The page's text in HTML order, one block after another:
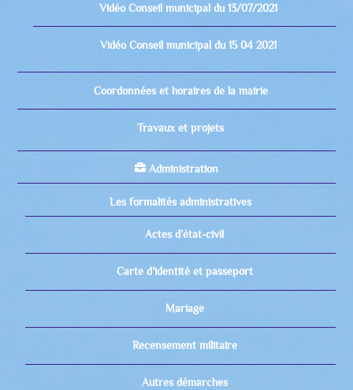
Vidéo Conseil municipal du 13/07/2021
Vidéo Conseil municipal du 15 04 2021
Coordonnées et horaires de la mairie
Travaux et projets
Administration
Les formalités administratives
Actes d’état-civil
Carte d’identité et passeport
Mariage
Recensement militaire
Autres démarches